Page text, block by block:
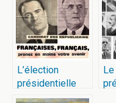
L’élection
présidentielle
française de